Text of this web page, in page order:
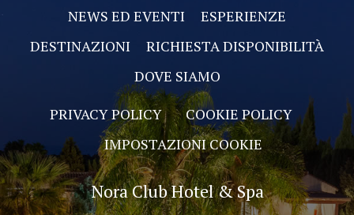
NEWS ED EVENTI
ESPERIENZE
DESTINAZIONI
RICHIESTA DISPONIBILITÀ
DOVE SIAMO
PRIVACY POLICY
COOKIE POLICY
IMPOSTAZIONI COOKIE
Nora Club Hotel & Spa